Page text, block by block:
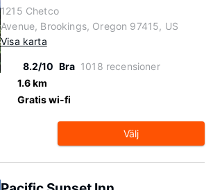
1215 Chetco
Avenue, Brookings, Oregon 97415, US
Visa karta
8.2/10 Bra 1018 recensioner
1.6 km
Gratis wi-fi
Välj